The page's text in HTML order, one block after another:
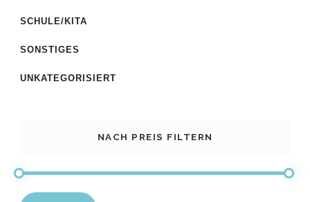
SCHULE/KITA
SONSTIGES
UNKATEGORISIERT
NACH PREIS FILTERN